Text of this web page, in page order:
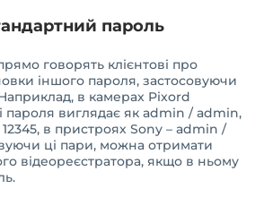
пароль
говорять клієнтові про
іншого пароля, застосовуючи
Наприклад, в камерах Pixord
пароля виглядає як admin / admin,
в пристроях Sony – admin /
ці пари, можна отримати
відеореєстратора, якщо в ньому